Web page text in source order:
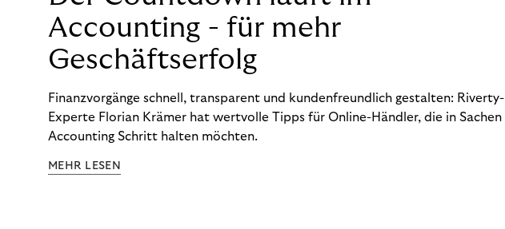
Accounting - für mehr
Geschäftserfolg
Finanzvorgänge schnell, transparent und kundenfreundlich gestalten: Riverty-
Experte Florian Krämer hat wertvolle Tipps für Online-Händler, die in Sachen
Accounting Schritt halten möchten.
MEHR LESEN